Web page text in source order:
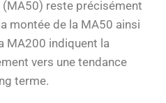
reste précisément
montée de la MA50 ainsi
MA200 indiquent la
vers une tendance
terme.